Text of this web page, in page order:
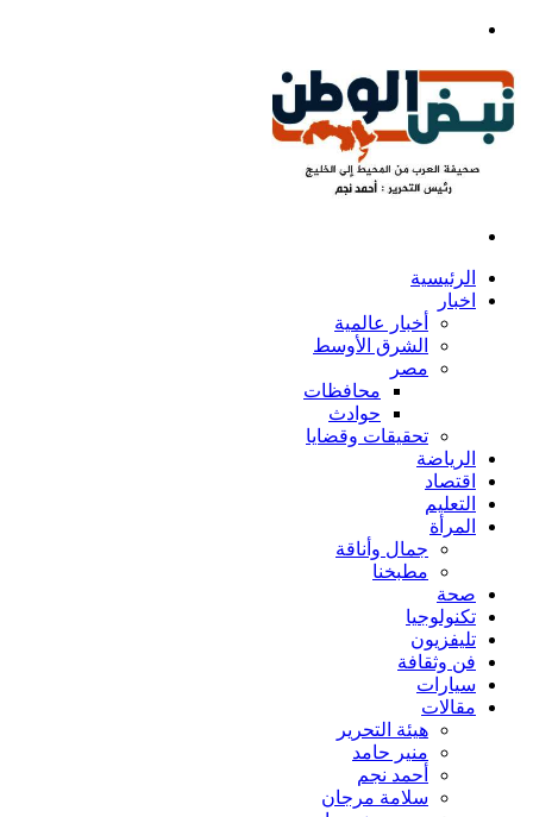
الرئيسية
اخبار
أخبار عالمية
الشرق الأوسط
مصر
محافظات
حوادث
تحقيقات وقضايا
الرياضة
اقتصاد
التعليم
المرأة
جمال وأناقة
مطبخنا
صحة
تكنولوجيا
تليفزيون
فن وثقافة
سيارات
مقالات
هيئة التحرير
منير حامد
أحمد نجم
سلامة مرجان